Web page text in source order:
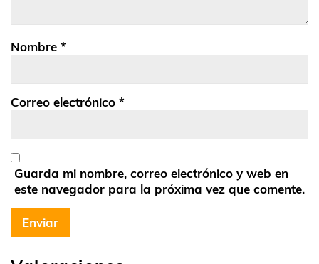
Nombre *
Correo electrónico *
Guarda mi nombre, correo electrónico y web en
este navegador para la próxima vez que comente.